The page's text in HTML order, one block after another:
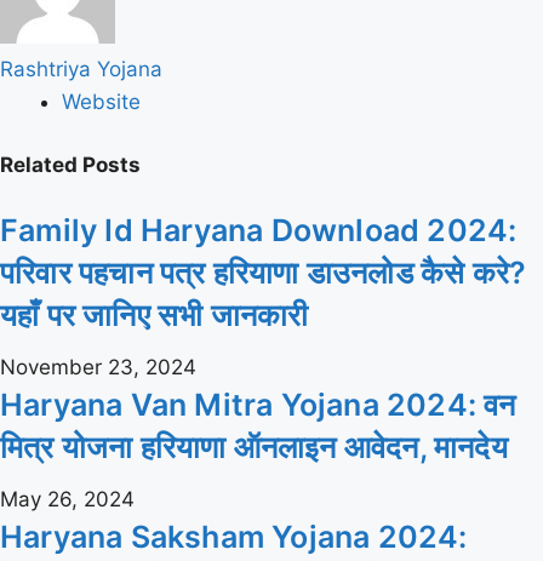
Rashtriya Yojana
Website
Related Posts
Family Id Haryana Download 2024:
परिवार पहचान पत्र हरियाणा डाउनलोड कैसे करे?
यहाँ पर जानिए सभी जानकारी
November 23, 2024
Haryana Van Mitra Yojana 2024: वन
मित्र योजना हरियाणा ऑनलाइन आवेदन, मानदेय
May 26, 2024
Haryana Saksham Yojana 2024: